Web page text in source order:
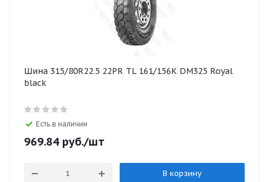
Шина 315/80R22.5 22PR TL 161/156K DM325 Royal
black
Есть в наличии
969.84 руб./шт
В корзину